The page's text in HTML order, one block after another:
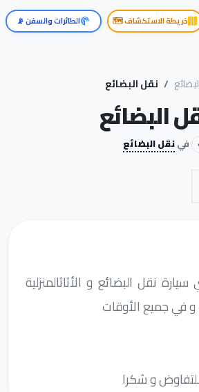
خريطة الاستكشاف 🗺️ الطائرات والسفن 📡
نقل البضائع
البضائع
فينقل البضائع
نقل البضائع و الأثاثالمنزلية
في جميع الأوقات
و شكرا